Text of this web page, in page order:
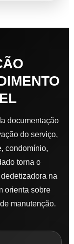
documentação
do serviço,
condomínio,
torna o
na
orienta sobre
manutenção.